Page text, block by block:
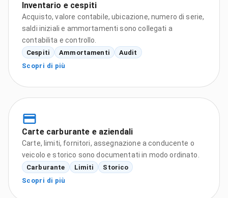
Inventario e cespiti
Acquisto, valore contabile, ubicazione, numero di serie,
saldi iniziali e ammortamenti sono collegati a
contabilita e controllo.
Cespiti Ammortamenti
Audit
Scopri di più
Carte carburante e aziendali
Carte, limiti, fornitori, assegnazione a conducente o
veicolo e storico sono documentati in modo ordinato.
Carburante Limiti
Storico
Scopri di più